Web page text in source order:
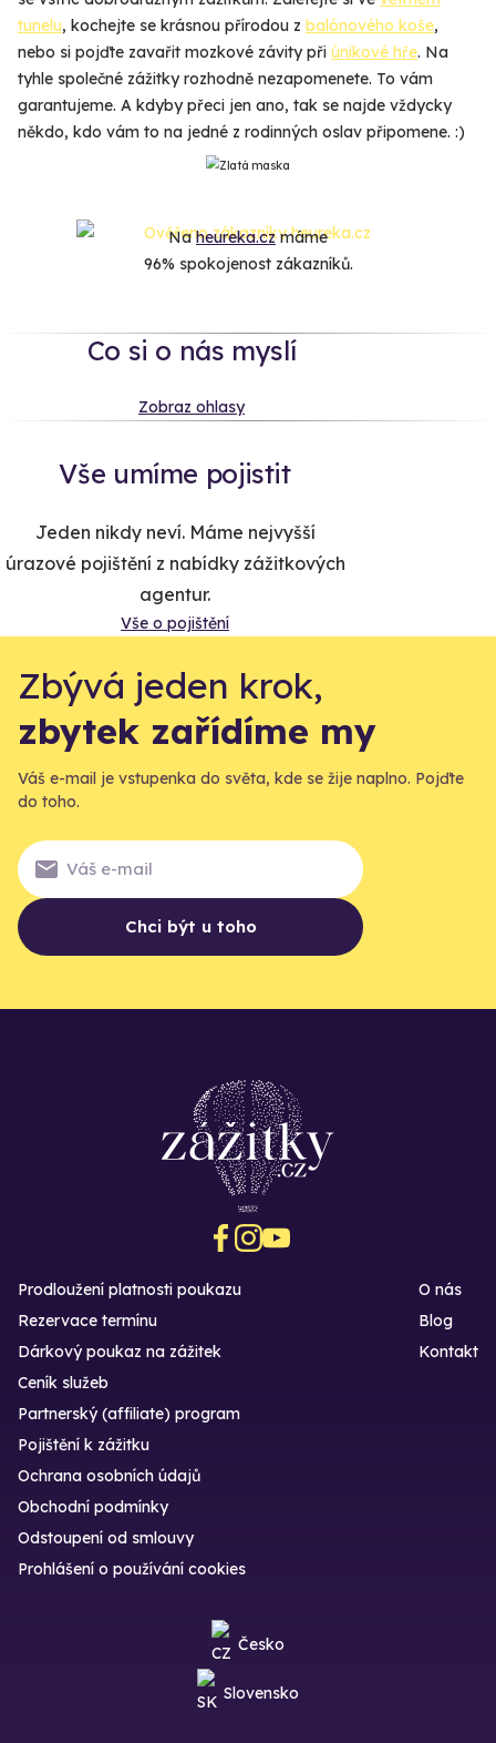
tunelu, kochejte se krásnou přírodou z balónového koše,
nebo si pojďte zavařit mozkové závity při únikové hře. Na
tyhle společné zážitky rozhodně nezapomenete. To vám
garantujeme. A kdyby přeci jen ano, tak se najde vždycky
někdo, kdo vám to na jedné z rodinných oslav připomene. :)
Naheureka.czmáme
96% spokojenost zákazníků.
Co si o nás myslí
Zobraz ohlasy
Vše umíme pojistit
Jeden nikdy neví. Máme nejvyšší
úrazové pojištění z nabídky zážitkových
agentur.
Vše o pojištění
Zbývá jeden krok,
zbytek zařídíme my
Váš e-mail je vstupenka do světa, kde se žije naplno. Pojďte
do toho.
Chci být u toho
Prodloužení platnosti poukazu
Rezervace termínu
Dárkový poukaz na zážitek
O nás
Blog
Kontakt
Ceník služeb
Partnerský (affiliate) program
Pojištění k zážitku
Ochrana osobních údajů
Obchodní podmínky
Odstoupení od smlouvy
Prohlášení o používání cookies
Česko
Slovensko